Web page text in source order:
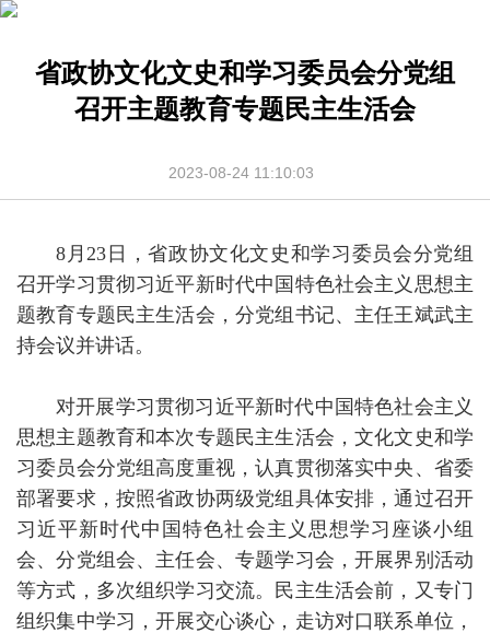
省政协文化文史和学习委员会分党组
召开主题教育专题民主生活会
2023-08-24 11:10:03
8月23日，省政协文化文史和学习委员会分党组
召开学习贯彻习近平新时代中国特色社会主义思想主
题教育专题民主生活会，分党组书记、主任王斌武主
持会议并讲话。
对开展学习贯彻习近平新时代中国特色社会主义
思想主题教育和本次专题民主生活会，文化文史和学
习委员会分党组高度重视，认真贯彻落实中央、省委
部署要求，按照省政协两级党组具体安排，通过召开
习近平新时代中国特色社会主义思想学习座谈小组
会、分党组会、主任会、专题学习会，开展界别活动
等方式，多次组织学习交流。民主生活会前，又专门
组织集中学习，开展交心谈心，走访对口联系单位，